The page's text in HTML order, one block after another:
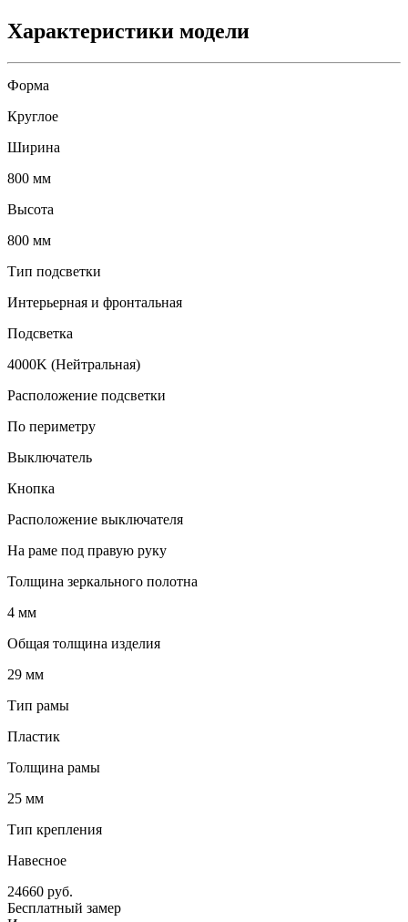
Характеристики модели
Форма
Круглое
Ширина
800 мм
Высота
800 мм
Тип подсветки
Интерьерная и фронтальная
Подсветка
4000K (Нейтральная)
Расположение подсветки
По периметру
Выключатель
Кнопка
Расположение выключателя
На раме под правую руку
Толщина зеркального полотна
4 мм
Общая толщина изделия
29 мм
Тип рамы
Пластик
Толщина рамы
25 мм
Тип крепления
Навесное
24660 руб.
Бесплатный замер